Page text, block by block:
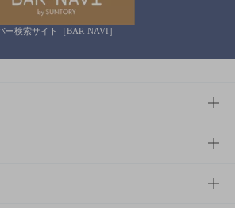
ー検索サイト［BAR-NAVI］